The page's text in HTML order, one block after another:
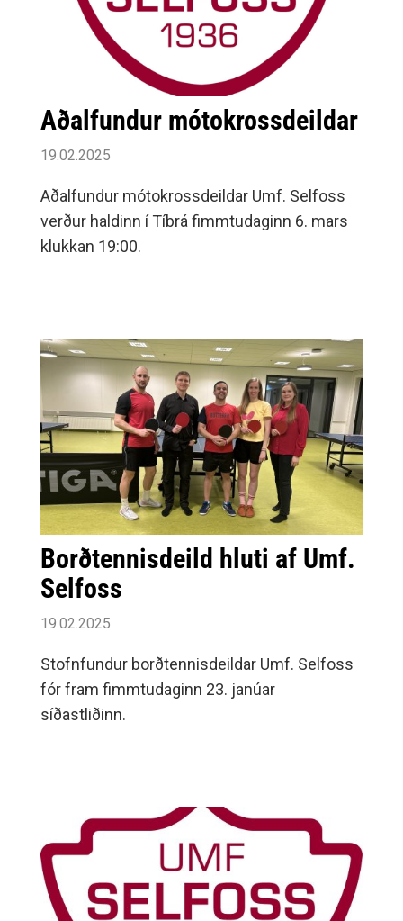
Aðalfundur mótokrossdeildar
19.02.2025
Aðalfundur mótokrossdeildar Umf. Selfoss
verður haldinn í Tíbrá fimmtudaginn 6. mars
klukkan 19:00.
Borðtennisdeild hluti af Umf.
Selfoss
19.02.2025
Stofnfundur borðtennisdeildar Umf. Selfoss
fór fram fimmtudaginn 23. janúar
síðastliðinn.